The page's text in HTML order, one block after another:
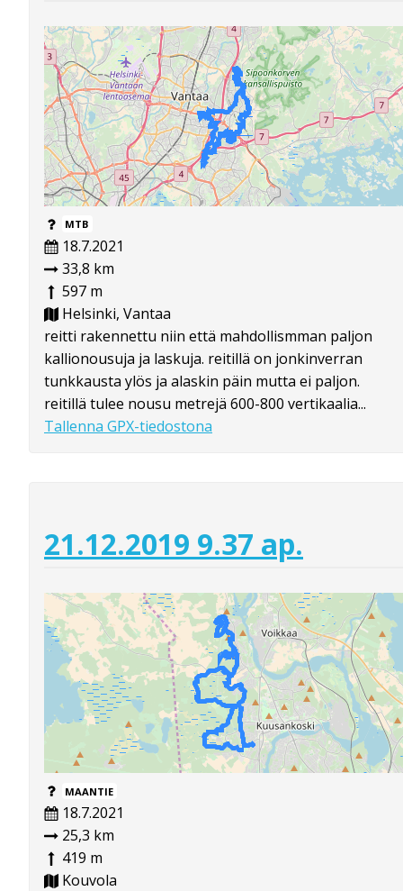
MTB
18.7.2021
33,8 km
597 m
Helsinki, Vantaa
reitti rakennettu niin että mahdollismman paljon
kallionousuja ja laskuja. reitillä on jonkinverran
tunkkausta ylös ja alaskin päin mutta ei paljon.
reitillä tulee nousu metrejä 600-800 vertikaalia...
Tallenna GPX-tiedostona
21.12.2019 9.37 ap.
MAANTIE
18.7.2021
25,3 km
419 m
Kouvola